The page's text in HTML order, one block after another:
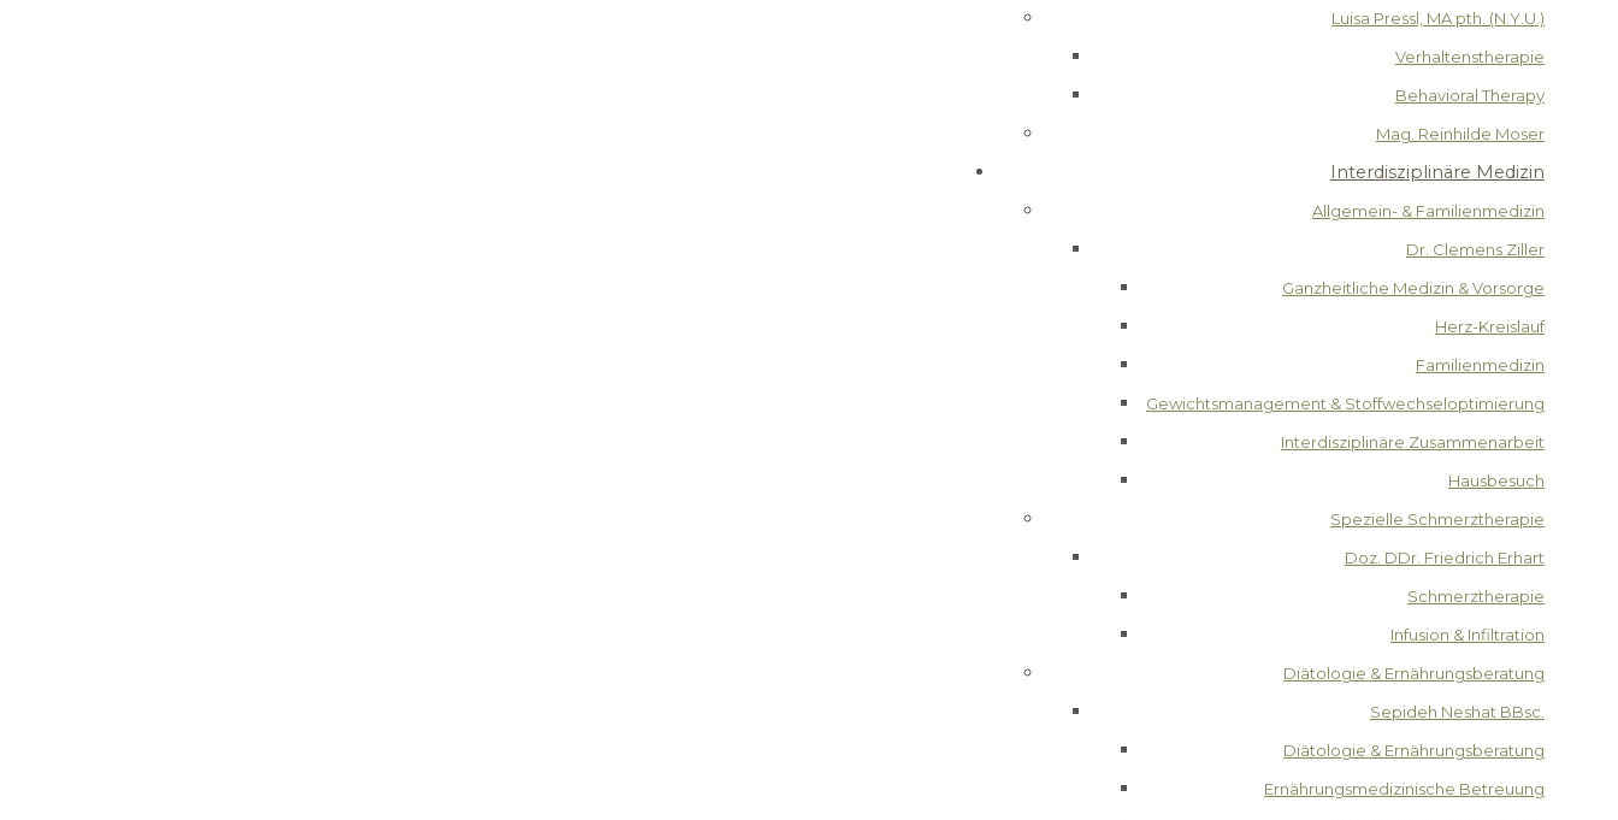
Luisa Pressl, MA pth. (N.Y.U.)
Verhaltenstherapie
Behavioral Therapy
Mag. Reinhilde Moser
Interdisziplinäre Medizin
Allgemein- & Familienmedizin
Dr. Clemens Ziller
Ganzheitliche Medizin & Vorsorge
Herz-Kreislauf
Familienmedizin
Gewichtsmanagement & Stoffwechseloptimierung
Interdisziplinäre Zusammenarbeit
Hausbesuch
Spezielle Schmerztherapie
Doz. DDr. Friedrich Erhart
Schmerztherapie
Infusion & Infiltration
Diätologie & Ernährungsberatung
Sepideh Neshat BBsc.
Diätologie & Ernährungsberatung
Ernährungsmedizinische Betreuung